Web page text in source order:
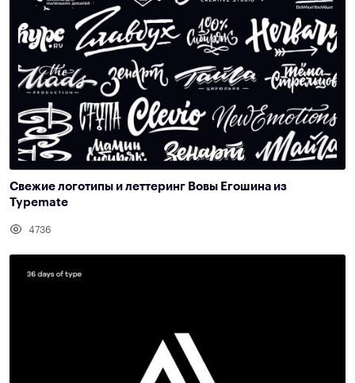
Свежие логотипы и леттеринг Вовы Егошина из
Typemate
4736